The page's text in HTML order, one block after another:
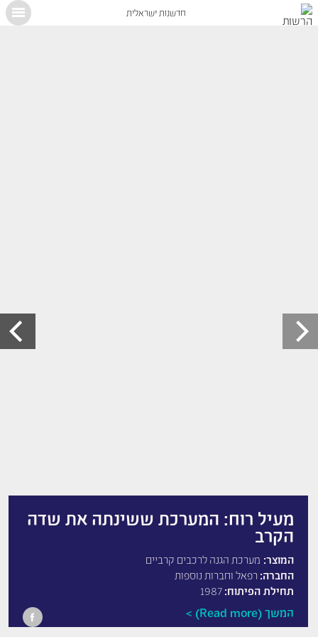
חדשנות ישראלית
מעיל רוח: המערכת ששינתה את שדה
הקרב
המוצר: מערכת הגנה לרכבים קרביים
החברה: רפאל וחברות נוספות
תחילת הפיתוח:
המשך (Read more)
X